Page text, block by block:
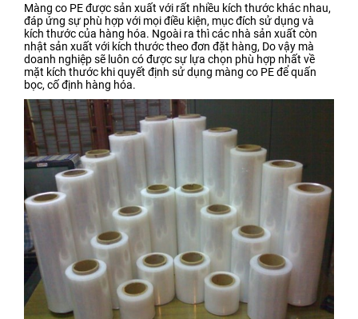
Màng co PE được sản xuất với rất nhiều kích thước khác nhau,
đáp ứng sự phù hợp với mọi điều kiện, mục đích sử dụng và
kích thước của hàng hóa. Ngoài ra thì các nhà sản xuất còn
nhật sản xuất với kích thước theo đơn đặt hàng, Do vậy mà
doanh nghiệp sẽ luôn có được sự lựa chọn phù hợp nhất về
mặt kích thước khi quyết định sử dụng màng co PE để quấn
bọc, cố định hàng hóa.